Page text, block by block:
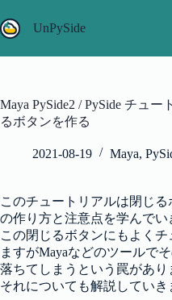
ン
テ
ン
ス
キ
UnPySide
Maya PySide2 / PySide チュ
るボタンを作る
2021-08-19 Maya,
このチュートリアルは閉じ
の作り方と注意点を学んでい
この閉じるボタンにもよく
ますがMayaなどのツールで
落ちてしまうという罠があり
それについても解説していき